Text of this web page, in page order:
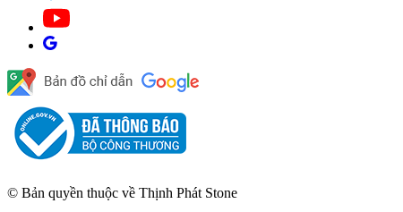
© Bản quyền thuộc về Thịnh Phát Stone